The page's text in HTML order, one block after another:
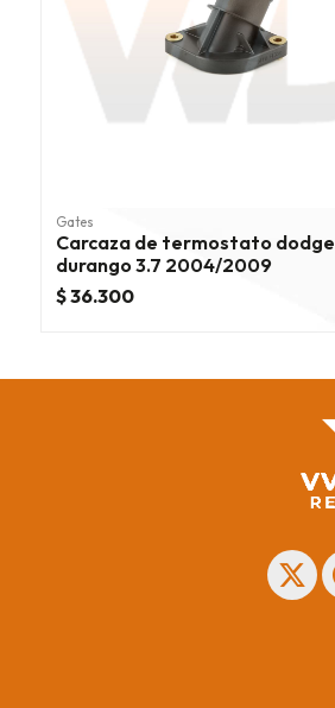
Gates
Carcaza de termostato dodge
durango 3.7 2004/2009
$ 36.300